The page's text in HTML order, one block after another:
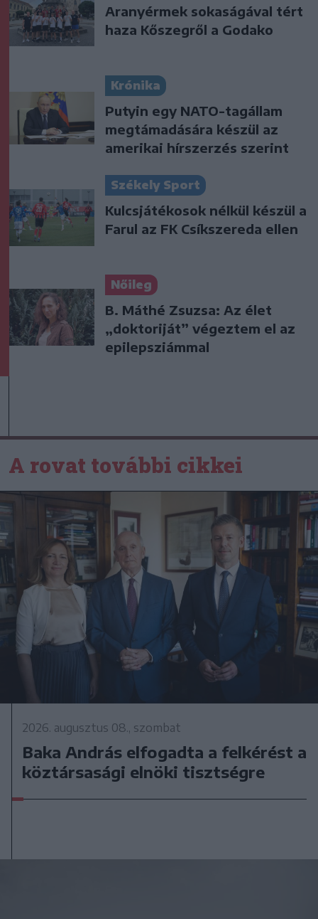
Aranyérmek sokaságával tért
haza Kőszegről a Godako
Krónika
Putyin egy NATO-tagállam
megtámadására készül az
amerikai hírszerzés szerint
Székely Sport
Kulcsjátékosok nélkül készül a
Farul az FK Csíkszereda ellen
Nőileg
B. Máthé Zsuzsa: Az élet
„doktoriját” végeztem el az
epilepsziámmal
A rovat további cikkei
2026. augusztus 08., szombat
Baka András elfogadta a felkérést a
köztársasági elnöki tisztségre